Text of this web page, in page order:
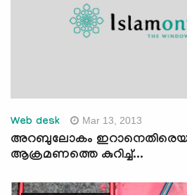
Web desk Mar 13, 2013
അറബുലോകം
ആക്രമണത്തെ കുറിച്ച്...